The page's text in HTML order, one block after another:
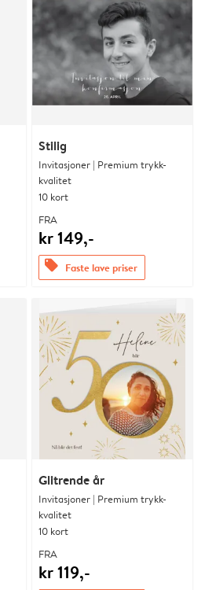
Stilig
Invitasjoner | Premium trykk-
kvalitet
10 kort
FRA
kr 149,-
offers Faste lave priser
Glitrende år
Invitasjoner | Premium trykk-
kvalitet
10 kort
FRA
kr 119,-